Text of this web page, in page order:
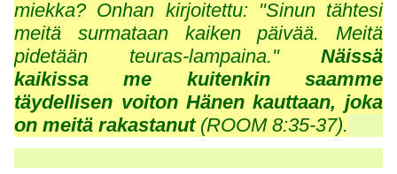
miekka? Onhan kirjoitettu: "Sinun tähtesi
meitä surmataan kaiken päivää. Meitä
pidetään teuras-lampaina." Näissä
kaikissa me kuitenkin saamme
täydellisen voiton Hänen kauttaan, joka
on meitä rakastanut(ROOM 8:35-37).